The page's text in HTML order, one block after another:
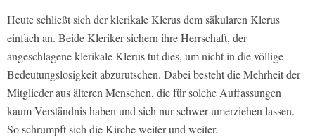
Heute schließt sich der klerikale Klerus dem säkularen Klerus
einfach an. Beide Kleriker sichern ihre Herrschaft, der
angeschlagene klerikale Klerus tut dies, um nicht in die völlige
Bedeutungslosigkeit abzurutschen. Dabei besteht die Mehrheit der
Mitglieder aus älteren Menschen, die für solche Auffassungen
kaum Verständnis haben und sich nur schwer umerziehen lassen.
So schrumpft sich die Kirche weiter und weiter.